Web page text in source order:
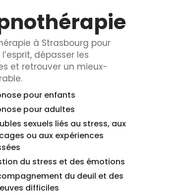
à Strasbourg pour
dépasser les
et retrouver un mieux-
pour enfants
pour adultes
sexuels liés au stress, aux
ou aux expériences
du stress et des émotions
du deuil et des
difficiles